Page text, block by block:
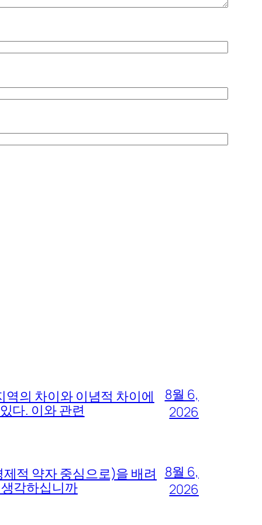
의 차이와 이념적 차이에
다. 이와 관련
8월 6,
2026
적 약자 중심으로)을 배려
각하십니까
8월 6,
2026